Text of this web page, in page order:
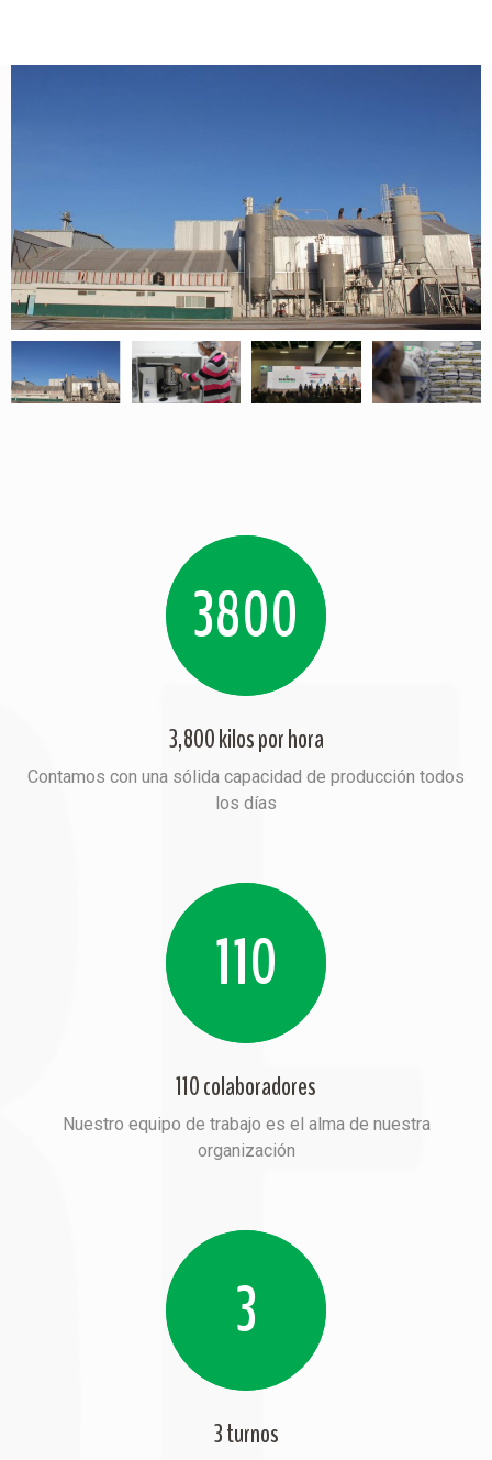
3800
3,800 kilos por hora
Contamos con una sólida capacidad de producción todos
los días
110
110 colaboradores
Nuestro equipo de trabajo es el alma de nuestra
organización
3
3 turnos